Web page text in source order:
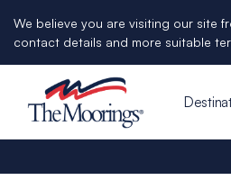
We believe you are visiting our site
contact details and more suitable